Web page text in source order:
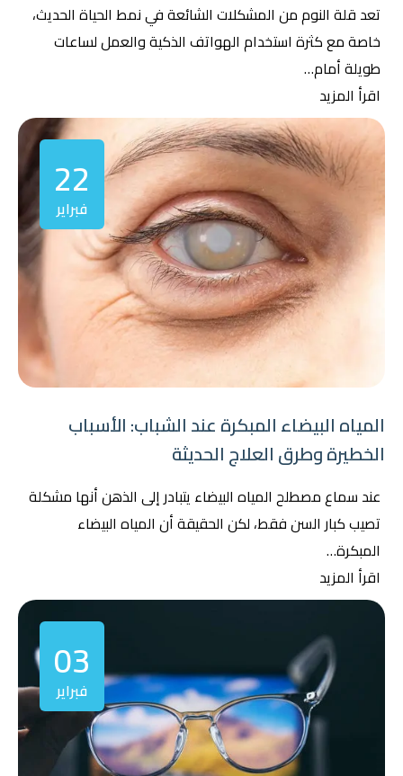
تعد قلة النوم من المشكلات الشائعة في نمط الحياة الحديث،
خاصة مع كثرة استخدام الهواتف الذكية والعمل لساعات
طويلة أمام…
اقرأ المزيد
22
فبراير
المياه البيضاء المبكرة عند الشباب: الأسباب
الخطيرة وطرق العلاج الحديثة
عند سماع مصطلح المياه البيضاء يتبادر إلى الذهن أنها مشكلة
تصيب كبار السن فقط، لكن الحقيقة أن المياه البيضاء
المبكرة…
اقرأ المزيد
03
فبراير